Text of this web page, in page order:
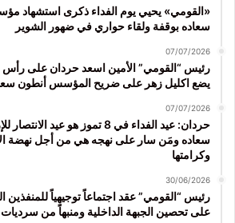
«القومي» يحيي يوم الفداء ذكرى استشهاد
سعاده بوقفة ولقاء حواري في ضهور الشوير
07/07/2026
رئيس “القومي” الأمين اسعد حردان على رأس
يضع اكليل زهر على ضريح المؤسس أنطون
07/07/2026
حردان: عيد الفداء في 8 تموز هو
سعاده ومَن سار على نهجه هي من أجل نهضة
وكرامتها
30/06/2026
رئيس “القومي” عقد اجتماعاً توجيهياً للمنفذين
على تحصين الجبهة الداخلية ومنبهاً من سرديات